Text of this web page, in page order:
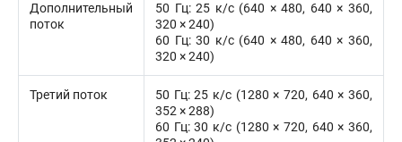
Дополнительный
поток
50 Гц: 25 к/с (640 × 480, 640 × 360,
320 × 240)
60 Гц: 30 к/с (640 × 480, 640 × 360,
320 × 240)
Третий поток
50 Гц: 25 к/с (1280 × 720, 640 × 360,
352 × 288)
60 Гц: 30 к/с (1280 × 720, 640 × 360,